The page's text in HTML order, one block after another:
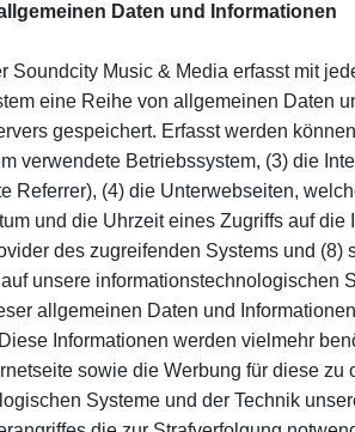
Daten und Informationen
Soundcity Music & Media erfasst mit
eine Reihe von allgemeinen Daten
gespeichert. Erfasst werden
verwendete Betriebssystem, (3) die
Referrer), (4) die Unterwebseiten,
und die Uhrzeit eines Zugriffs auf
des zugreifenden Systems und
unsere informationstechnologischen
allgemeinen Daten und
Informationen werden vielmehr
sowie die Werbung für diese
Systeme und der Technik